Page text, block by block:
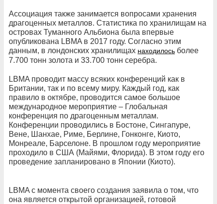
Ассоциация также занимается вопросами хранения
драгоценных металлов. Статистика по хранилищам на
островах Туманного Альбиона была впервые
опубликована LBMA в 2017 году. Согласно этим
данным, в лондонских хранилищах находилось более
7.700 тонн золота и 33.700 тонн серебра.
LBMA проводит массу всяких конференций как в
Британии, так и по всему миру. Каждый год, как
правило в октябре, проводится самое большое
международное мероприятие – Глобальная
конференция по драгоценным металлам.
Конференции проводились в Бостоне, Сингапуре,
Вене, Шанхае, Риме, Берлине, Гонконге, Киото,
Монреале, Барселоне. В прошлом году мероприятие
проходило в США (Майями, Флорида). В этом году его
проведение запланировано в Японии (Киото).
LBMA с момента своего создания заявила о том, что
она является открытой организацией, готовой